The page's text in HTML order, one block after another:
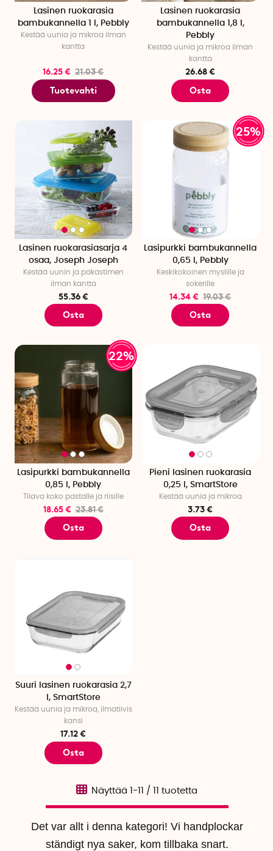
Lasinen ruokarasia
bambukannella 1 l, Pebbly
Kestää uunia ja mikroa ilman
kantta
16.25 € 21.03 €
Tuotevahti
Lasinen ruokarasia
bambukannella 1,8 l,
Pebbly
Kestää uunia ja mikroa ilman
kantta
26.68 €
Osta
Lasinen ruokarasiasarja 4
osaa, Joseph Joseph
Kestää uunin ja pakastimen
ilman kantta
55.36 €
Osta
25%
Lasipurkki bambukannella
0,65 l, Pebbly
Keskikokoinen myslille ja
sokerille
14.34 € 19.03 €
Osta
22%
Lasipurkki bambukannella
0,85 l, Pebbly
Tilava koko pastalle ja riisille
18.65 € 23.81 €
Osta
Pieni lasinen ruokarasia
0,25 l, SmartStore
Kestää uunia ja mikroa
3.73 €
Osta
Suuri lasinen ruokarasia 2,7
l, SmartStore
Kestää uunia ja mikroa, ilmatiivis
kansi
17.12 €
Osta
Det var allt i denna kategori! Vi handplockar
ständigt nya saker, kom tillbaka snart.
Näyttää 1-11 / tuotetta